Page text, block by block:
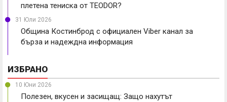
плетена тениска от TEODOR?
31 Юли 2026
Община Костинброд с официален Viber канал за
бърза и надеждна информация
ИЗБРАНО
10 Юни 2026
Полезен, вкусен и засищащ: Защо нахутът